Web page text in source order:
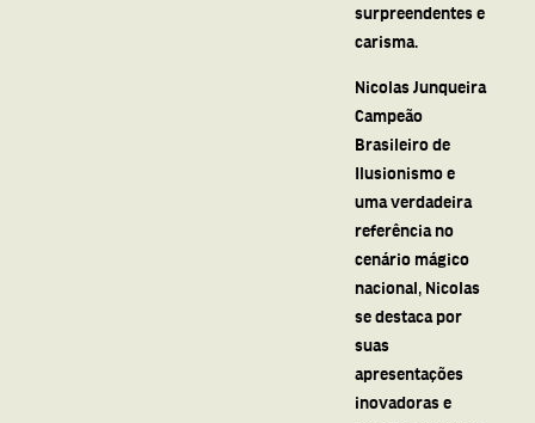
surpreendentes e
carisma.
Nicolas Junqueira
Campeão
Brasileiro de
Ilusionismo e
uma verdadeira
referência no
cenário mágico
nacional, Nicolas
se destaca por
suas
apresentações
inovadoras e